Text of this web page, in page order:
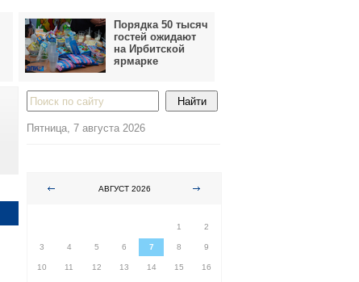
Порядка 50 тысяч
гостей ожидают
на Ирбитской
ярмарке
Пятница, 7 августа 2026
АВГУСТ 2026
1
2
3 4 5 6 7 8 9
10 11 12 13 14 15 16